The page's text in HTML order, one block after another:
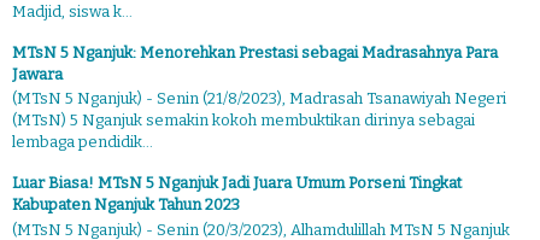
Madjid, siswa k...
MTsN 5 Nganjuk: Menorehkan Prestasi sebagai Madrasahnya Para
Jawara
(MTsN 5 Nganjuk) - Senin (21/8/2023), Madrasah Tsanawiyah Negeri
(MTsN) 5 Nganjuk semakin kokoh membuktikan dirinya sebagai
lembaga pendidik...
Luar Biasa! MTsN 5 Nganjuk Jadi Juara Umum Porseni Tingkat
Kabupaten Nganjuk Tahun 2023
(MTsN 5 Nganjuk) - Senin (20/3/2023), Alhamdulillah MTsN 5 Nganjuk